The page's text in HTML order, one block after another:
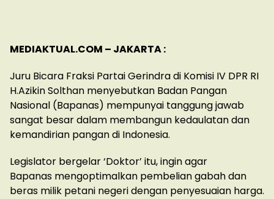
MEDIAKTUAL.COM – JAKARTA :
Juru Bicara Fraksi Partai Gerindra di Komisi IV DPR RI
H.Azikin Solthan menyebutkan Badan Pangan
Nasional (Bapanas) mempunyai tanggung jawab
sangat besar dalam membangun kedaulatan dan
kemandirian pangan di Indonesia.
Legislator bergelar ‘Doktor’ itu, ingin agar
Bapanas mengoptimalkan pembelian gabah dan
beras milik petani negeri dengan penyesuaian harga.